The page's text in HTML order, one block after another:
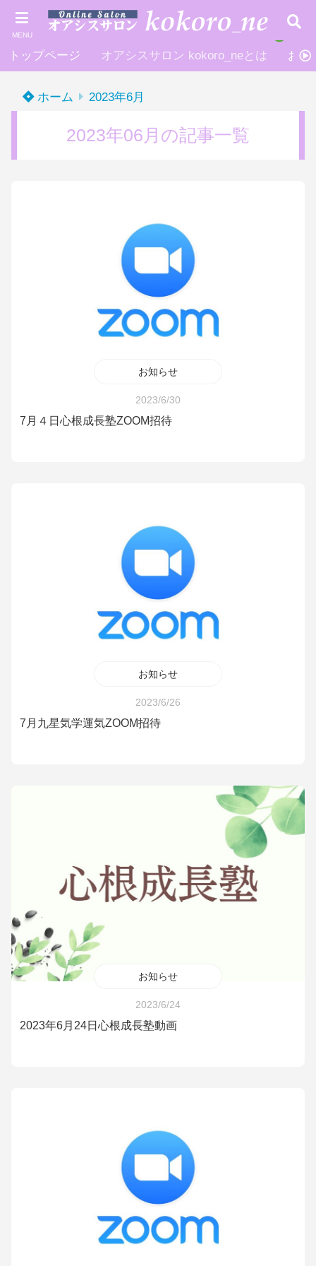
MENU
トップページ オアシスサロン kokoro_neとは お申
ホーム 2023年6月
2023年06月の記事一覧
お知らせ
2023/6/30
7月４日心根成長塾ZOOM招待
お知らせ
2023/6/26
7月九星気学運気ZOOM招待
お知らせ
2023/6/24
2023年6月24日心根成長塾動画